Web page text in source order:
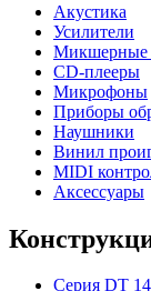
Акустика
Усилители
Микшерные
CD-плееры
Микрофоны
Приборы
Наушники
Винил
MIDI
Аксессуары
Серия DT 14